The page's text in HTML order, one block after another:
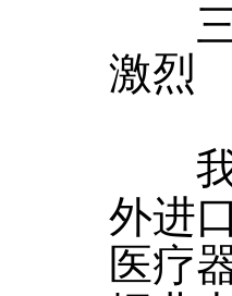
三
激烈
我
外进
医疗